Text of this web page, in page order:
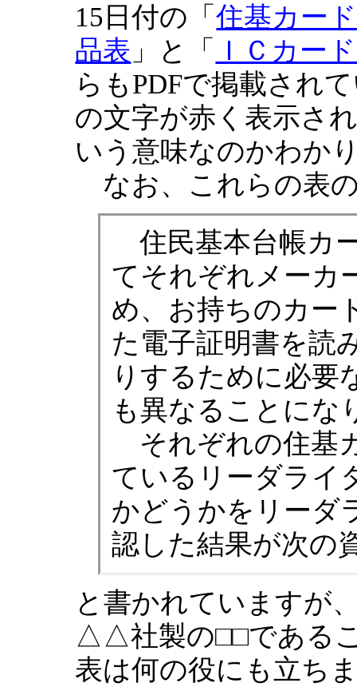
15日付の「住基カー
品表 」と「
ＩＣカー
らもPDFで掲載され
の文字が赤く表示さ
いう意味なのかわか
なお、これらの表
住民基本台帳カ
てそれぞれメーカ
め、お持ちのカー
た電子証明書を読
りするために必要
も異なることにな
それぞれの住基
ているリーダライ
かどうかをリーダ
認した結果が次の
と書かれていますが
△△社製の□□である
表は何の役にも立ち